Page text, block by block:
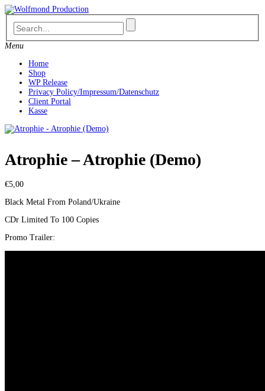
Skip
to
content
Menu
Home
Shop
WP Release
Privacy Policy/Impressum/Datenschutz
Client Portal
Kasse
Atrophie – Atrophie (Demo)
€5,00
Black Metal From Poland/Ukraine
CDr Limited To 100 Copies
Promo Trailer: